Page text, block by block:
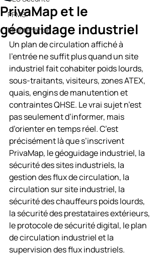
PPMS
Maintenance
PrivaMap et le
géoguidage industriel
Un plan de circulation affiché à
l’entrée ne suffit plus quand un site
industriel fait cohabiter poids lourds,
sous-traitants, visiteurs, zones ATEX,
quais, engins de manutention et
contraintes QHSE. Le vrai sujet n’est
pas seulement d’informer, mais
d’orienter en temps réel. C’est
précisément là que s’inscrivent
PrivaMap, le géoguidage industriel, la
sécurité des sites industriels, la
gestion des flux de circulation, la
circulation sur site industriel, la
sécurité des chauffeurs poids lourds,
la sécurité des prestataires extérieurs,
le protocole de sécurité digital, le plan
de circulation industriel et la
supervision des flux industriels.